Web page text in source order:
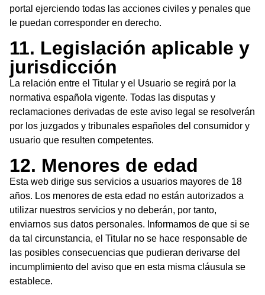
portal ejerciendo todas las acciones civiles y penales que
le puedan corresponder en derecho.
11. Legislación aplicable y
jurisdicción
La relación entre el Titular y el Usuario se regirá por la
normativa española vigente. Todas las disputas y
reclamaciones derivadas de este aviso legal se resolverán
por los juzgados y tribunales españoles del consumidor y
usuario que resulten competentes.
12. Menores de edad
Esta web dirige sus servicios a usuarios mayores de 18
años. Los menores de esta edad no están autorizados a
utilizar nuestros servicios y no deberán, por tanto,
enviarnos sus datos personales. Informamos de que si se
da tal circunstancia, el Titular no se hace responsable de
las posibles consecuencias que pudieran derivarse del
incumplimiento del aviso que en esta misma cláusula se
establece.